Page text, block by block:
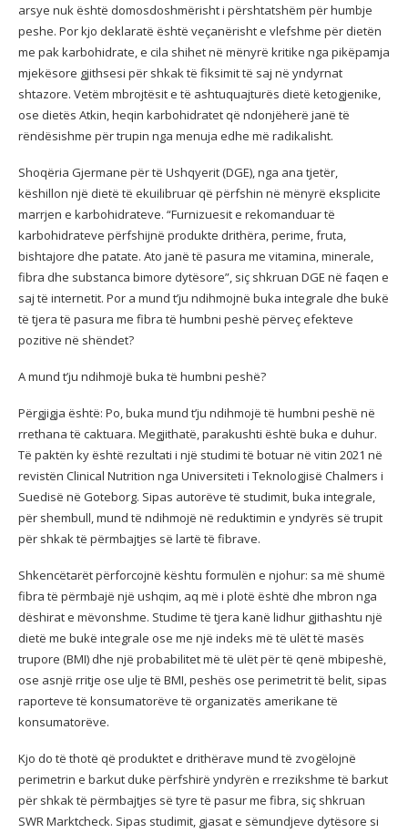
arsye nuk është domosdoshmërisht i përshtatshëm për humbje
peshe. Por kjo deklaratë është veçanërisht e vlefshme për dietën
me pak karbohidrate, e cila shihet në mënyrë kritike nga pikëpamja
mjekësore gjithsesi për shkak të fiksimit të saj në yndyrnat
shtazore. Vetëm mbrojtësit e të ashtuquajturës dietë ketogjenike,
ose dietës Atkin, heqin karbohidratet që ndonjëherë janë të
rëndësishme për trupin nga menuja edhe më radikalisht.
Shoqëria Gjermane për të Ushqyerit (DGE), nga ana tjetër,
këshillon një dietë të ekuilibruar që përfshin në mënyrë eksplicite
marrjen e karbohidrateve. “Furnizuesit e rekomanduar të
karbohidrateve përfshijnë produkte drithëra, perime, fruta,
bishtajore dhe patate. Ato janë të pasura me vitamina, minerale,
fibra dhe substanca bimore dytësore”, siç shkruan DGE në faqen e
saj të internetit. Por a mund t’ju ndihmojnë buka integrale dhe bukë
të tjera të pasura me fibra të humbni peshë përveç efekteve
pozitive në shëndet?
A mund t’ju ndihmojë buka të humbni peshë?
Përgjigja është: Po, buka mund t’ju ndihmojë të humbni peshë në
rrethana të caktuara. Megjithatë, parakushti është buka e duhur.
Të paktën ky është rezultati i një studimi të botuar në vitin 2021 në
revistën Clinical Nutrition nga Universiteti i Teknologjisë Chalmers i
Suedisë në Goteborg. Sipas autorëve të studimit, buka integrale,
për shembull, mund të ndihmojë në reduktimin e yndyrës së trupit
për shkak të përmbajtjes së lartë të fibrave.
Shkencëtarët përforcojnë kështu formulën e njohur: sa më shumë
fibra të përmbajë një ushqim, aq më i plotë është dhe mbron nga
dëshirat e mëvonshme. Studime të tjera kanë lidhur gjithashtu një
dietë me bukë integrale ose me një indeks më të ulët të masës
trupore (BMI) dhe një probabilitet më të ulët për të qenë mbipeshë,
ose asnjë rritje ose ulje të BMI, peshës ose perimetrit të belit, sipas
raporteve të konsumatorëve të organizatës amerikane të
konsumatorëve.
Kjo do të thotë që produktet e drithërave mund të zvogëlojnë
perimetrin e barkut duke përfshirë yndyrën e rrezikshme të barkut
për shkak të përmbajtjes së tyre të pasur me fibra, siç shkruan
SWR Marktcheck. Sipas studimit, gjasat e sëmundjeve dytësore si